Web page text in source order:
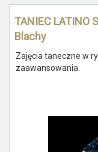
TANIEC LATINO
Blachy
Zajęcia taneczne w
zaawansowania.